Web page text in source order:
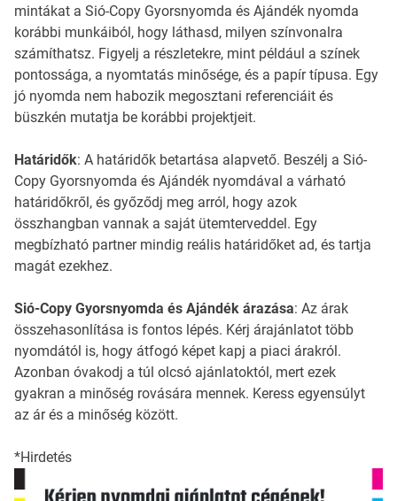
mintákat a Sió-Copy Gyorsnyomda és Ajándék nyomda
korábbi munkáiból, hogy láthasd, milyen színvonalra
számíthatsz. Figyelj a részletekre, mint például a színek
pontossága, a nyomtatás minősége, és a papír típusa. Egy
jó nyomda nem habozik megosztani referenciáit és
büszkén mutatja be korábbi projektjeit.
Határidők: A határidők betartása alapvető. Beszélj a Sió-
Copy Gyorsnyomda és Ajándék nyomdával a várható
határidőkről, és győződj meg arról, hogy azok
összhangban vannak a saját ütemterveddel. Egy
megbízható partner mindig reális határidőket ad, és tartja
magát ezekhez.
Sió-Copy Gyorsnyomda és Ajándék árazása: Az árak
összehasonlítása is fontos lépés. Kérj árajánlatot több
nyomdától is, hogy átfogó képet kapj a piaci árakról.
Azonban óvakodj a túl olcsó ajánlatoktól, mert ezek
gyakran a minőség rovására mennek. Keress egyensúlyt
az ár és a minőség között.
*Hirdetés